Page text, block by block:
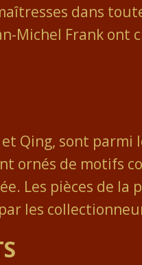
dans
Michel Frank ont
Qing, sont parmi
ornés de motifs
Les pièces de la
les